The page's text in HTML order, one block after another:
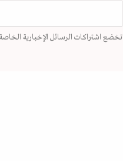
تخضع اشتراكات الرسائل الإخبارية